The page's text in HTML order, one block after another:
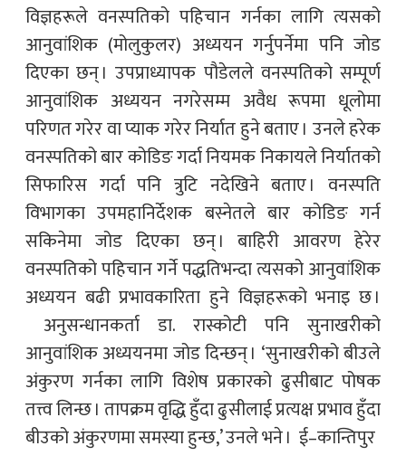
विज्ञहरूले वनस्पतिको पहिचान गर्नका लागि त्यसको
आनुवांशिक (मोलुकुलर) अध्ययन गर्नुपर्नेमा पनि जोड
दिएका छन् । उपप्राध्यापक पौडेलले वनस्पतिको सम्पूर्ण
आनुवांशिक अध्ययन नगरेसम्म अवैध रूपमा धूलोमा
परिणत गरेर वा प्याक गरेर निर्यात हुने बताए । उनले हरेक
वनस्पतिको बार कोडिङ गर्दा नियमक निकायले निर्यातको
सिफारिस गर्दा पनि त्रुटि नदेखिने बताए । वनस्पति
विभागका उपमहानिर्देशक बस्नेतले बार कोडिङ गर्न
सकिनेमा जोड दिएका छन् । बाहिरी आवरण हेरेर
वनस्पतिको पहिचान गर्ने पद्धतिभन्दा त्यसको आनुवांशिक
अध्ययन बढी प्रभावकारिता हुने विज्ञहरूको भनाइ छ ।
अनुसन्धानकर्ता डा. रास्कोटी पनि सुनाखरीको
आनुवांशिक अध्ययनमा जोड दिन्छन् । ‘सुनाखरीको बीउले
अंकुरण गर्नका लागि विशेष प्रकारको ढुसीबाट पोषक
तत्त्व लिन्छ । तापक्रम वृद्धि हुँदा ढुसीलाई प्रत्यक्ष प्रभाव हुँदा
बीउको अंकुरणमा समस्या हुन्छ,’ उनले भने । ई–कान्तिपुर